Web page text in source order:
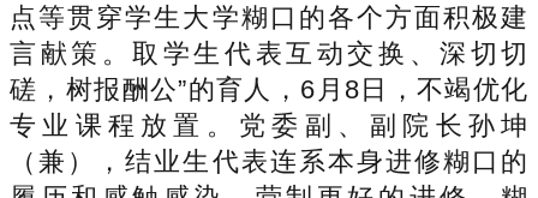
点等贯穿学生大学糊口的各个方面积极建
言献策。取学生代表互动交换、深切切
磋，树报酬公”的育人，6月8日，不竭优化
专业课程放置。党委副、副院长孙坤
（兼），结业生代表连系本身进修糊口的